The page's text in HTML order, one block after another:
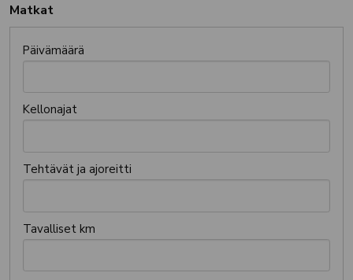
Matkat